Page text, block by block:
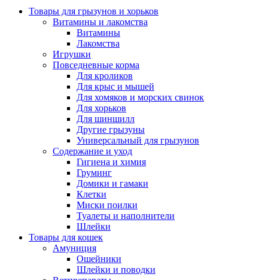
Товары для грызунов и хорьков
Витамины и лакомства
Витамины
Лакомства
Игрушки
Повседневные корма
Для кроликов
Для крыс и мышей
Для хомяков и морских свинок
Для хорьков
Для шиншилл
Другие грызуны
Универсальный для грызунов
Содержание и уход
Гигиена и химия
Груминг
Домики и гамаки
Клетки
Миски поилки
Туалеты и наполнители
Шлейки
Товары для кошек
Амуниция
Ошейники
Шлейки и поводки